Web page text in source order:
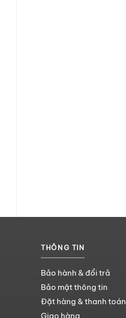
THÔNG TIN
Bảo hành & đổi trả
Bảo mật thông tin
Đặt hàng & thanh toán
Giao hàng